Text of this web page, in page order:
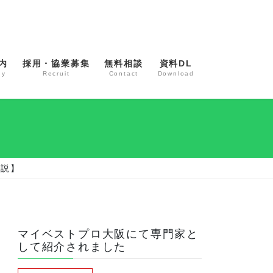
採用・協業募集
Recruit
無料相談
Contact
資料DL
Download
】
マイベストプロ大阪にて専門家と
して紹介されました